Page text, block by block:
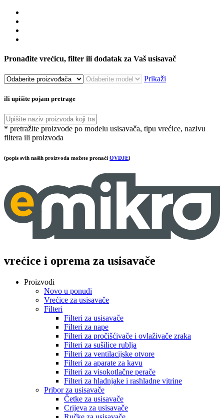
Pronađite vrećicu, filter ili dodatak za Vaš usisavač
Prikaži
ili upišite pojam pretrage
* pretražite proizvode po modelu usisavača, tipu vrećice, nazivu
filtera ili proizvoda
(popis svih naših proizvoda možete pronaći OVDJE)
vrećice i oprema za usisavače
Proizvodi
Novo u ponudi
Vrećice za usisavače
Filteri
Filteri za usisavače
Filteri za nape
Filteri za pročišćivače i ovlaživače zraka
Filteri za sušilice rublja
Filteri za ventilacijske otvore
Filteri za aparate za kavu
Filteri za visokotlačne perače
Filteri za hladnjake i rashladne vitrine
Pribor za usisavače
Četke za usisavače
Crijeva za usisavače